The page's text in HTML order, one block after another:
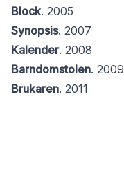
Block. 2005
Synopsis. 2007
Kalender. 2008
Barndomstolen. 2009
Brukaren. 2011